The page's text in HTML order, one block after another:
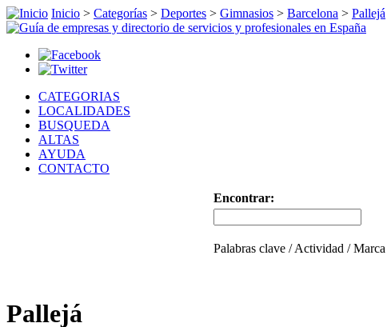
Inicio > Categorías > Deportes > Gimnasios > Barcelona > Pallejá
CATEGORIAS
LOCALIDADES
BUSQUEDA
ALTAS
AYUDA
CONTACTO
Encontrar:
Palabras clave / Actividad / Marca
Pallejá